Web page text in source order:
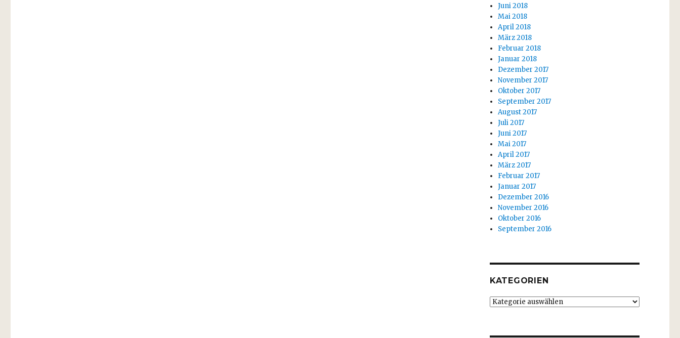
Juni 2018
Mai 2018
April 2018
März 2018
Februar 2018
Januar 2018
Dezember 2017
November 2017
Oktober 2017
September 2017
August 2017
Juli 2017
Juni 2017
Mai 2017
April 2017
März 2017
Februar 2017
Januar 2017
Dezember 2016
November 2016
Oktober 2016
September 2016
KATEGORIEN
Kategorien